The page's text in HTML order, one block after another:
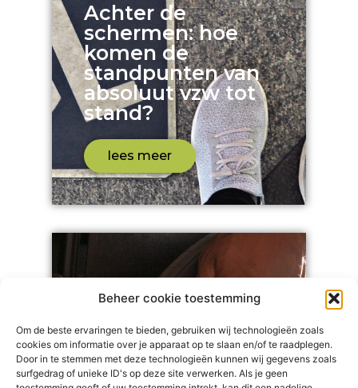
Beheer cookie toestemming
Om de beste ervaringen te bieden, gebruiken wij technologieën zoals
cookies om informatie over je apparaat op te slaan en/of te raadplegen.
Door in te stemmen met deze technologieën kunnen wij gegevens zoals
surfgedrag of unieke ID's op deze site verwerken. Als je geen
Achter de
schermen: hoe
komen de
standpunten van
absoluut vzw tot
stand?
lees meer